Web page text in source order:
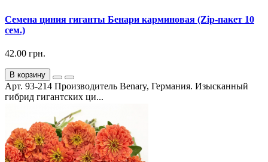
Семена циния гиганты Бенари карминовая (Zip-пакет 10
сем.)
42.00 грн.
В корзину
Арт. 93-214 Производитель Benary, Германия. Изысканный
гибрид гигантских ци...